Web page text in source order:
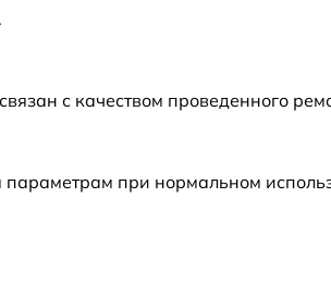
с качеством проведенного
при нормальном